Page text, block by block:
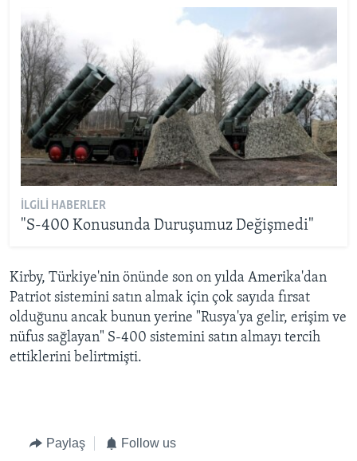
İLGILI HABERLER
"S-400 Konusunda Duruşumuz Değişmedi"
Kirby, Türkiye'nin önünde son on yılda Amerika'dan
Patriot sistemini satın almak için çok sayıda fırsat
olduğunu ancak bunun yerine "Rusya'ya gelir, erişim ve
nüfus sağlayan" S-400 sistemini satın almayı tercih
ettiklerini belirtmişti.
Paylaş Follow us